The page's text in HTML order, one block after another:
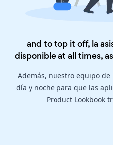
and to top it off, la
disponible at all times,
Además, nuestro equipo
día y noche para que las
Product Lookbook